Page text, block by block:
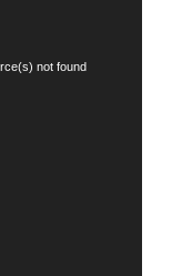
not found